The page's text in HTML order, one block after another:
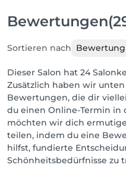
Bewertungen
Sortieren nach
Dieser Salon hat 24
Zusätzlich haben wir
Bewertungen, die dir
du einen Online-Termin in
möchten wir dich
teilen, indem du eine
hilfst, fundierte
Schönheitsbedürfnisse zu